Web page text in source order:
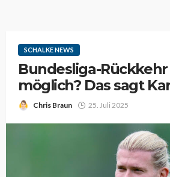
SCHALKE NEWS
Bundesliga-
möglich? Das sagt
Chris Braun 25. Juli 2025